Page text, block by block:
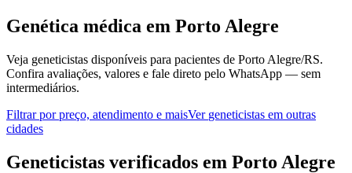
Genética médica em Porto Alegre
Veja geneticistas disponíveis para pacientes de Porto Alegre/RS.
Confira avaliações, valores e fale direto pelo WhatsApp — sem
intermediários.
Filtrar por preço, atendimento e maisVer geneticistas em outras
cidades
Geneticistas verificados em Porto Alegre